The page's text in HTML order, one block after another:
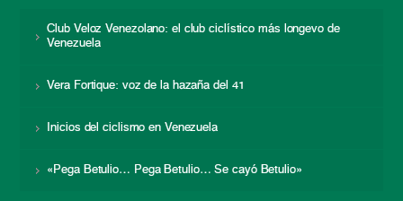
Club Veloz Venezolano: el club ciclístico más longevo de
Venezuela
Vera Fortique: voz de la hazaña del 41
Inicios del ciclismo en Venezuela
«Pega Betulio… Pega Betulio… Se cayó Betulio»